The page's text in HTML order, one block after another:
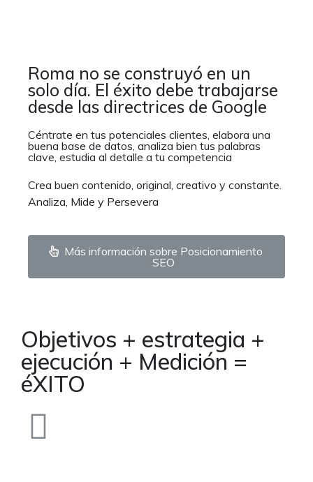
Roma no se construyó en un
solo día. El éxito debe trabajarse
desde las directrices de Google
Céntrate en tus potenciales clientes, elabora una
buena base de datos, analiza bien tus palabras
clave, estudia al detalle a tu competencia
Crea buen contenido, original, creativo y constante.
Analiza, Mide y Persevera
Más información sobre Posicionamiento
SEO
Objetivos + estrategia +
ejecución + Medición =
éXITO